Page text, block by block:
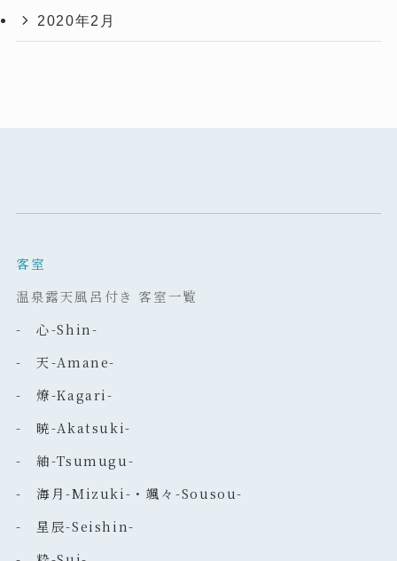
2020年2月
客室
温泉露天風呂付き 客室一覧
- 心-Shin-
- 天-Amane-
- 燎-Kagari-
- 暁-Akatsuki-
- 紬-Tsumugu-
- 海月-Mizuki-・颯々-Sousou-
- 星辰-Seishin-